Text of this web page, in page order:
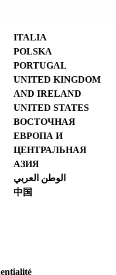
ITALIA
POLSKA
PORTUGAL
UNITED KINGDOM
AND IRELAND
UNITED STATES
ВОСТОЧНАЯ
ЕВРОПА И
ЦЕНТРАЛЬНАЯ
АЗИЯ
الوطن العربي
中国